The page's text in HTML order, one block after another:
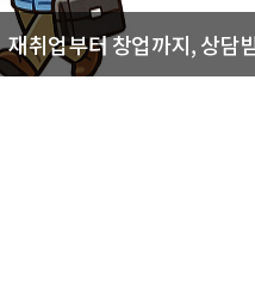
재취업부터 창업까지, 상담